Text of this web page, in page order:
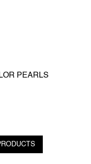
PEARLS